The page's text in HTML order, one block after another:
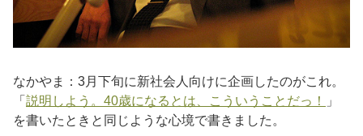
なかやま：3月下旬に新社会人向けに企画したのがこれ。
「 説明しよう。40歳になるとは、こういうことだっ！
」
を書いたときと同じような心境で書きました。